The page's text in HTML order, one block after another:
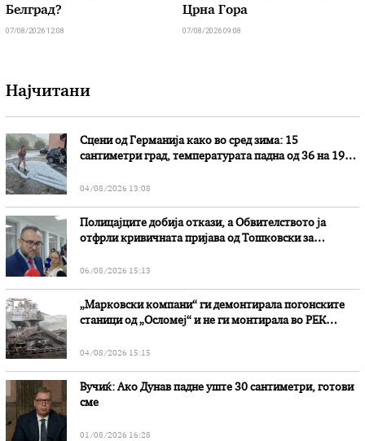
Белград?
07/08/2026 12:08
Црна Гора
07/08/2026 09:08
Најчитани
Сцени од Германија како во сред зима: 15
сантиметри град, температурата падна од 36 на 19
04/08/2026 13:08
Полицајците добија откази, а Обвителството ја
отфрли кривичната пријава од Тошковски за
06/08/2026 15:13
„Марковски компани“ ги демонтирала погонските
станици од „Осломеј“ и не ги монтирала во РЕК
04/08/2026 15:15
Вучиќ: Ако Дунав падне уште 30 сантиметри, готови
сме
01/08/2026 16:28